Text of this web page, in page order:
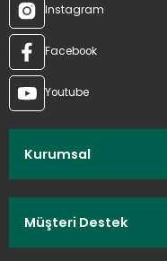
Instagram
Facebook
Youtube
Kurumsal
Müşteri Destek